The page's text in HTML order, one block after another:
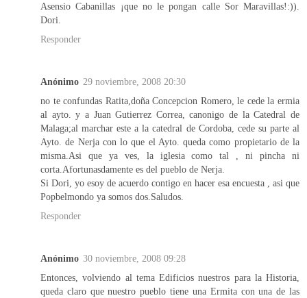
Asensio Cabanillas ¡que no le pongan calle Sor Maravillas!:)).
Dori.
Responder
Anónimo 29 noviembre, 2008 20:30
no te confundas Ratita,doña Concepcion Romero, le cede la ermia
al ayto. y a Juan Gutierrez Correa, canonigo de la Catedral de
Malaga;al marchar este a la catedral de Cordoba, cede su parte al
Ayto. de Nerja con lo que el Ayto. queda como propietario de la
misma.Asi que ya ves, la iglesia como tal , ni pincha ni
corta.Afortunasdamente es del pueblo de Nerja.
Si Dori, yo esoy de acuerdo contigo en hacer esa encuesta , asi que
Popbelmondo ya somos dos.Saludos.
Responder
Anónimo 30 noviembre, 2008 09:28
Entonces, volviendo al tema Edificios nuestros para la Historia,
queda claro que nuestro pueblo tiene una Ermita con una de las